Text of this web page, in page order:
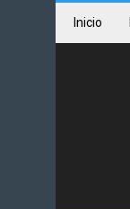
Inicio